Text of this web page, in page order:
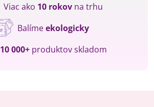
Viac ako 10 rokov na trhu
Balímeekologicky
10 000+produktov skladom